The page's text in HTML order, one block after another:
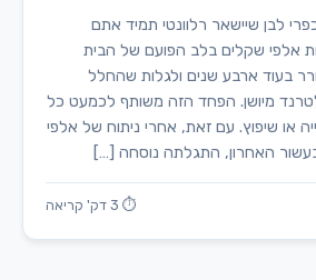
לבן שיישאר רלוונטי תמיד אתם
אלפי שקלים בלב הפועם של הבית
בעוד ארבע שנים ולגלות שהחלל
מיושן. הפחד הזה משותף לכמעט כל
או שיפוץ. עם זאת, אחרי ניתוח של אלפי
בעשור האחרון, התגלתה נוסחה […]
⏱ 3 דק' קריאה